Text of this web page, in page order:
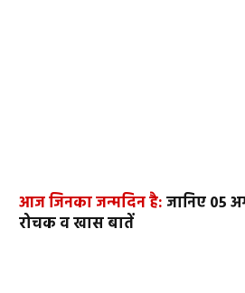
आज जिनका जन्मदिन है:जानिए 05
रोचक व खास बातें